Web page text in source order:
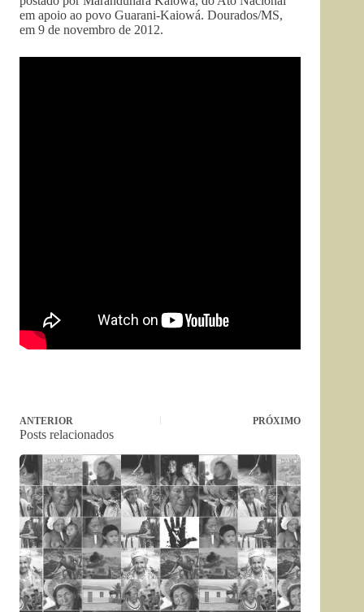
em apoio ao povo Guarani-Kaiowá. Dourados/MS,
em 9 de novembro de 2012.
ANTERIOR PRÓXIMO
Posts relacionados